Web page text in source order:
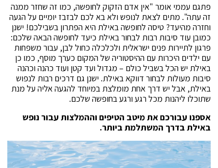
פתגם עממי אומר "אין אדם הזקוק לחופשה, כמו זה שחזר ממנה
זה עתה". מתים לצאת לנופש ולא בא לכם לבזבז יומיים על הגעה
וחזרה מהיעד? טיסה לחופשה באילת היא הפתרון בשבילכם! ישנן
כמובן עוד סיבות רבות לבחור באילת כיעד לחופשה הבאה שלכם:
פרגון לתיירות פנים ישראלית ולכלכלה כחול לבן, עבור משפחות
עם ילדים היכרות עם ההיסטוריה של המקום כערך מוסף, כמו כן
באילת יש הכל בשביל כולם – מגדול ועד קטן ועוד כהנה וכהנה
סיבות מעולות לבחור דווקא באילת. ישנן גם דרכים רבות לנפוש
באילת, אבל יש דרך אחת מומלצת במיוחד להגעה אליה על מנת
שתוכלו ליהנות מכל רגע ורגע בחופשה שלכם.
אספנו עבורכם את מיטב הטיפים וההמלצות עבור נופש
באילת בדרך המשתלמת ביותר.